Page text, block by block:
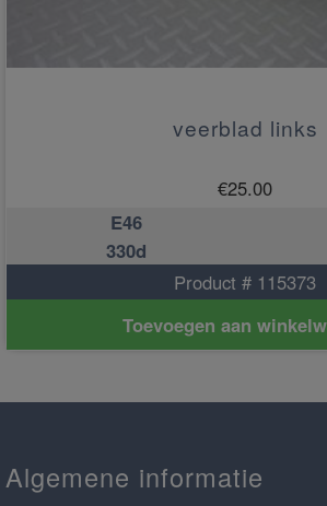
veerblad links
€25.00
E46
330d
Product # 115373
Toevoegen aan
Algemene informatie